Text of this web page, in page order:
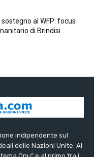
al WFP: focus
di Brindisi
indipendente sul
delle Nazioni Unite. Al